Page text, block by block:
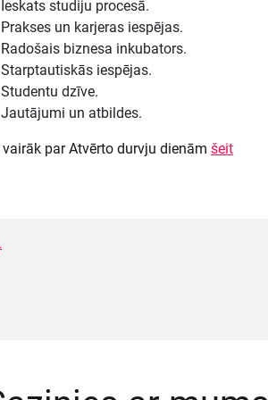
Ieskats studiju procesā.
Prakses un karjeras iespējas.
Radošais biznesa inkubators.
Starptautiskās iespējas.
Studentu dzīve.
Jautājumi un atbildes.
vairāk par Atvērto durvju dienām šeit